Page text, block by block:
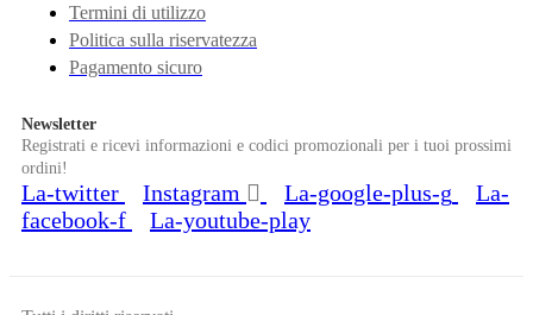
Termini di utilizzo
Politica sulla riservatezza
Pagamento sicuro
Newsletter
Registrati e ricevi informazioni e codici promozionali per i tuoi prossimi
ordini!
La-twitter Instagram La-google-plus-g
La-
facebook-f
La-youtube-play